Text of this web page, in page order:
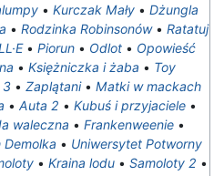
• Kurczak Mały • Dżungla
• Rodzinka Robinsonów• Ratatuj
• Piorun • Odlot • Opowieść
• Księżniczka i żaba • Toy
3 • Zaplątani• Matki w mackach
• Auta 2 • Kubuś i przyjaciele •
waleczna • Frankenweenie •
Demolka • Uniwersytet Potworny
• Kraina lodu • Samoloty 2 •